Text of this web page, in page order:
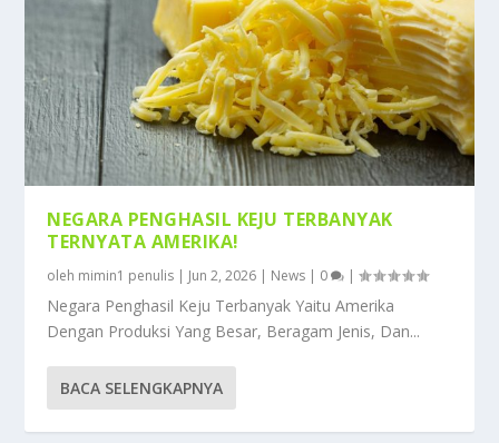
NEGARA PENGHASIL KEJU TERBANYAK
TERNYATA AMERIKA!
oleh mimin1 penulis Jun 2, 2026 News 0 |
Negara Penghasil Keju Terbanyak Yaitu Amerika
Dengan Produksi Yang Besar, Beragam Jenis, Dan...
BACA SELENGKAPNYA